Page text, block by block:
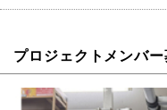
プロジェクトメンバー